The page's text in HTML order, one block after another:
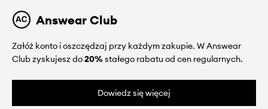
Answear Club
Załóż konto i oszczędzaj przy każdym zakupie. W Answear
Club zyskujesz do20%stałego rabatu od cen regularnych.
Dowiedz się więcej